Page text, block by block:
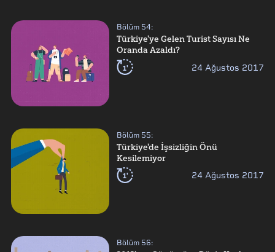
Bölüm 54:
Türkiye'ye Gelen Turist Sayısı Ne
Oranda Azaldı?
1' 24 Ağustos 2017
Bölüm 55:
Türkiye'de İşsizliğin Önü
Kesilemiyor
1' 24 Ağustos 2017
Bölüm 56: